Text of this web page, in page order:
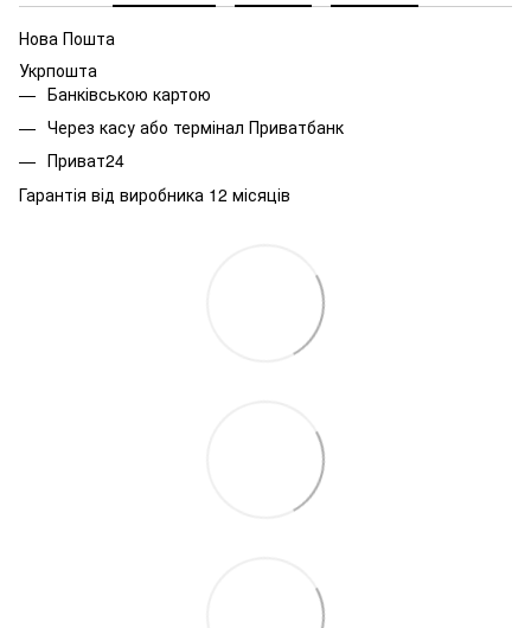
Нова Пошта
Укрпошта
Банківською картою
Через касу або термінал Приватбанк
Приват24
Гарантія від виробника 12 місяців